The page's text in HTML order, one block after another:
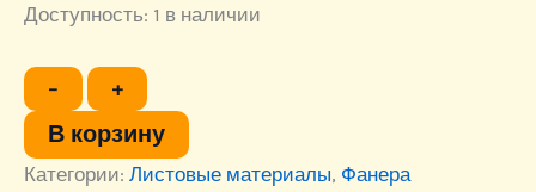
Доступность: 1 в наличии
−
Количество
товара
Фанера
ламинированная
2440х1220х35
+
В корзину
Категории: Листовые материалы, Фанера